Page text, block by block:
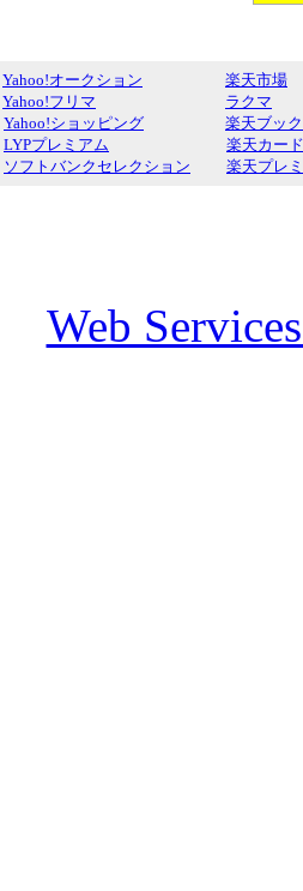
Yahoo!オークション
Yahoo!フリマ
Yahoo!ショッピング
LYPプレミアム
ソフトバンクセレクション
楽天市場
ラクマ
楽天ブッ
楽天カード
楽天プレ
Web